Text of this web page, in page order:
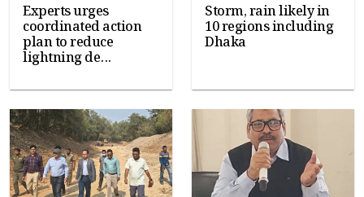
Experts urges
coordinated action
plan to reduce
lightning de...
Storm, rain likely in
10 regions including
Dhaka